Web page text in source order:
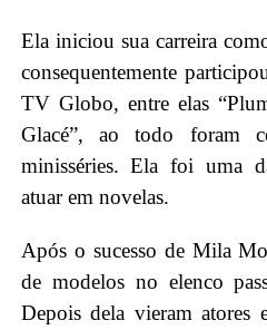
Ela iniciou sua carreira
consequentemente
TV Globo, entre elas
Glacé”, ao todo foram
minisséries. Ela foi uma
atuar em novelas.
Após o sucesso de Mila
de modelos no elenco
Depois dela vieram atores